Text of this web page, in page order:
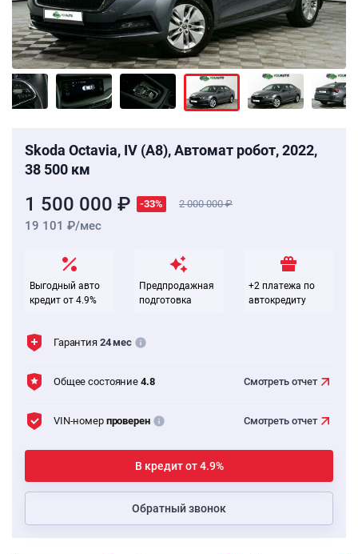
Skoda Octavia, IV (A8), Автомат робот, 2022,
38 500 км
1 500 000 ₽ -33% 2 000 000
19 101 ₽/мес
Выгодный авто
кредит от 4.9%
Предпродажная
подготовка
+2 платежа по
автокредиту
Гарантия 24 мес
Общее состояние 4.8 Смотреть отчет
VIN-номер проверен Смотреть отчет
В кредит от 4.9%
Обратный звонок